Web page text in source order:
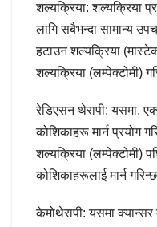
शल्यक्रिया: शल्यक्रिया
लागि सबैभन्दा सामान्य
हटाउन शल्यक्रिया
शल्यक्रिया (लम्पेक्टोमी)
रेडिएसन थेरापी: यसमा,
कोशिकाहरू मार्न प्रयोग
शल्यक्रिया (लम्पेक्टोमी)
कोशिकाहरूलाई मार्न
केमोथेरापी: यसमा